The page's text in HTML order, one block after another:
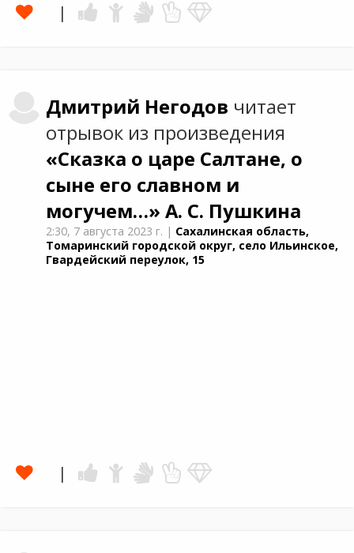
Дмитрий Негодов читает
отрывок из произведения
«Сказка о царе Салтане, о
сыне его славном и
могучем…»А. С. Пушкина
2:30, 7 августа 2023 г. | Сахалинская область,
Томаринский городской округ, село Ильинское,
Гвардейский переулок, 15